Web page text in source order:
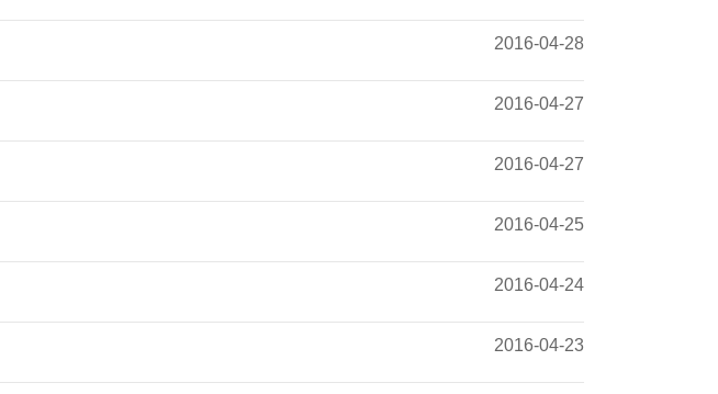
2016-04-28
2016-04-27
2016-04-27
2016-04-25
2016-04-24
2016-04-23